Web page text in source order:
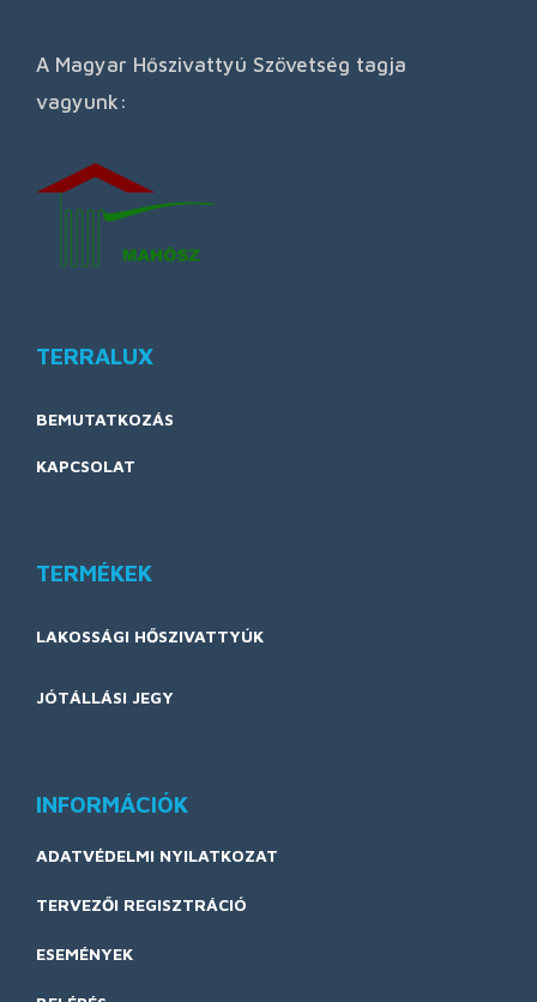
A Magyar Hőszivattyú Szövetség tagja
vagyunk:
TERRALUX
BEMUTATKOZÁS
KAPCSOLAT
TERMÉKEK
LAKOSSÁGI HŐSZIVATTYÚK
JÓTÁLLÁSI JEGY
INFORMÁCIÓK
ADATVÉDELMI NYILATKOZAT
TERVEZŐI REGISZTRÁCIÓ
ESEMÉNYEK